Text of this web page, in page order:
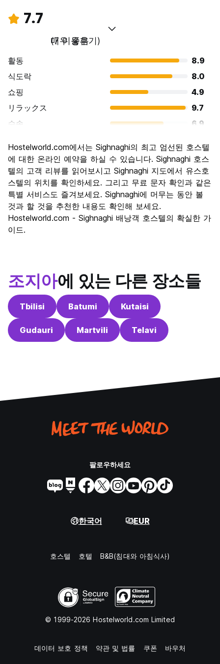
7.7
매우 좋음
(7 이용후기)
활동
8.9
식도락
8.0
쇼핑
4.9
リラックス
9.7
수송
6.9
문화
8.3
나이트 라이프
5.1
가격 대비 만족도
8.9
Hostelworld.com에서는 Sighnaghi의 최고 엄선된 호스텔
에 대한 온라인 예약을 하실 수 있습니다. Sighnaghi 호스
텔의 고객 리뷰를 읽어보시고 Sighnaghi 지도에서 유스호
스텔의 위치를 확인하세요. 그리고 무료 문자 확인과 같은
특별 서비스도 즐겨보세요. Sighnaghi에 머무는 동안 볼
것과 할 것을 추천한 내용도 확인해 보세요.
Hostelworld.com - Sighnaghi 배낭객 호스텔의 확실한 가
이드.
조지아에 있는 다른 장소들
Tbilisi Batumi Kutaisi
Gudauri Martvili Telavi
팔로우하세요
한국어 EUR
호스텔 호텔 B&B(침대와 아침식사)
© 1999-2026 Hostelworld.com Limited
데이터 보호 정책 약관 및 법률 쿠폰 바우처